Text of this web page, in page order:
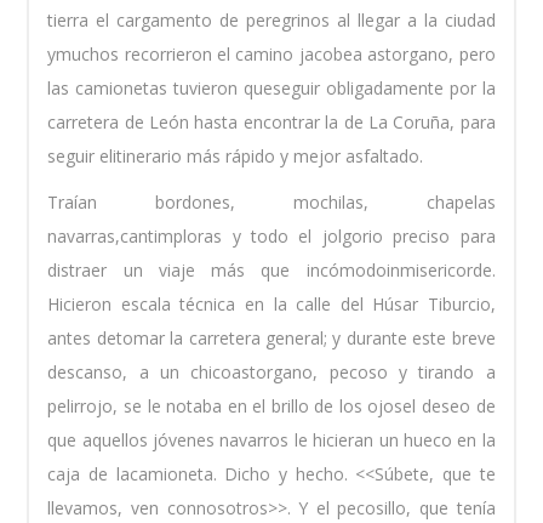
tierra el cargamento de peregrinos al llegar a la ciudad
ymuchos recorrieron el camino jacobea astorgano, pero
las camionetas tuvieron queseguir obligadamente por la
carretera de León hasta encontrar la de La Coruña, para
seguir elitinerario más rápido y mejor asfaltado.
Traían bordones, mochilas, chapelas
navarras,cantimploras y todo el jolgorio preciso para
distraer un viaje más que incómodoinmisericorde.
Hicieron escala técnica en la calle del Húsar Tiburcio,
antes detomar la carretera general; y durante este breve
descanso, a un chicoastorgano, pecoso y tirando a
pelirrojo, se le notaba en el brillo de los ojosel deseo de
que aquellos jóvenes navarros le hicieran un hueco en la
caja de lacamioneta. Dicho y hecho. <<Súbete, que te
llevamos, ven connosotros>>. Y el pecosillo, que tenía